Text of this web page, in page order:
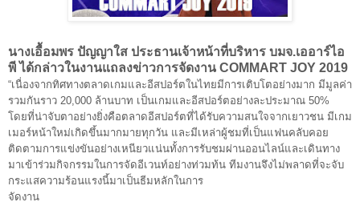
นางเอื้อมพร ปัญญาใส ประธานเจ้าหน้าที่บริหาร บมจ.เออาร์ไอ
พีได้กล่าวในงานแถลงข่าวการจัดงาน COMMART JOY 2019
“เนื่องจากทิศทางตลาดเกมและอีสปอร์ตในไทยมีการเติบโตอย่างมาก มีมูลค่า
รวมกันราว 20,000 ล้านบาท เป็นเกมและอีสปอร์ตอย่างละประมาณ 50%
โดยที่น่าจับตาอย่างยิ่งคือตลาดอีสปอร์ตที่ได้รับความสนใจจากเยาวชน มีเกม
เมอร์หน้าใหม่เกิดขึ้นมากมายทุกวัน และมีเหล่าผู้ชมที่เป็นแฟนคลับคอย
ติดตามการแข่งขันอย่างเหนียวแน่นทั้งการรับชมผ่านออนไลน์และเดินทาง
มาเข้าร่วมกิจกรรมในการจัดอีเวนท์อย่างท่วมท้น ทีมงานจึงไม่พลาดที่จะจับ
กระแสความร้อนแรงนี้มาเป็นธีมหลักในการ
จัดงาน